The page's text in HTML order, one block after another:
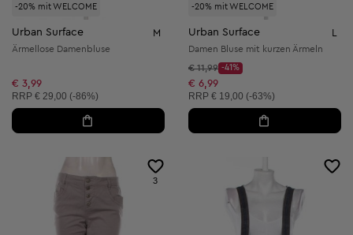
-20% mit WELCOME
Urban Surface M
Ärmellose Damenbluse
€ 3,99
Unverbindliche Preisempfehlung:
RRP € 29,00 (-86%)
-20% mit WELCOME
Urban Surface
Damen Bluse mit kurzen Ärmeln
Startpreis:
€ 11,99
Discount Price:
-41%
Reduzierter Preis:
€ 6,99
Unverbindliche Preisempfehlung:
RRP € 19,00 (-63%)
3